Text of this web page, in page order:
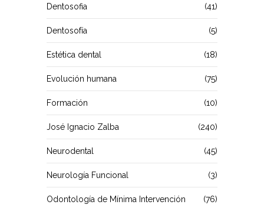
Dentosofia (41)
Dentosofía (5)
Estética dental (18)
Evolución humana (75)
Formación (10)
José Ignacio Zalba (240)
Neurodental (45)
Neurología Funcional (3)
Odontología de Mínima Intervención (76)